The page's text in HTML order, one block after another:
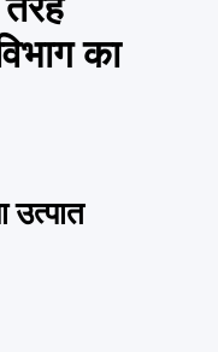
का
उत्पात